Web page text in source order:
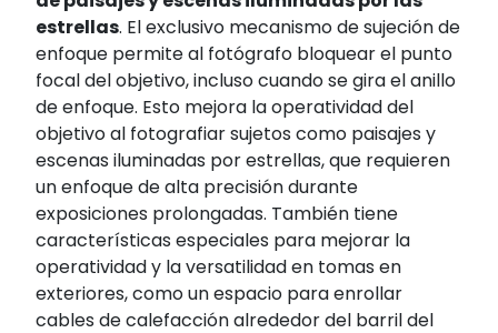
estrellas. El exclusivo mecanismo de sujeción de
enfoque permite al fotógrafo bloquear el punto
focal del objetivo, incluso cuando se gira el anillo
de enfoque. Esto mejora la operatividad del
objetivo al fotografiar sujetos como paisajes y
escenas iluminadas por estrellas, que requieren
un enfoque de alta precisión durante
exposiciones prolongadas. También tiene
características especiales para mejorar la
operatividad y la versatilidad en tomas en
exteriores, como un espacio para enrollar
cables de calefacción alrededor del barril del